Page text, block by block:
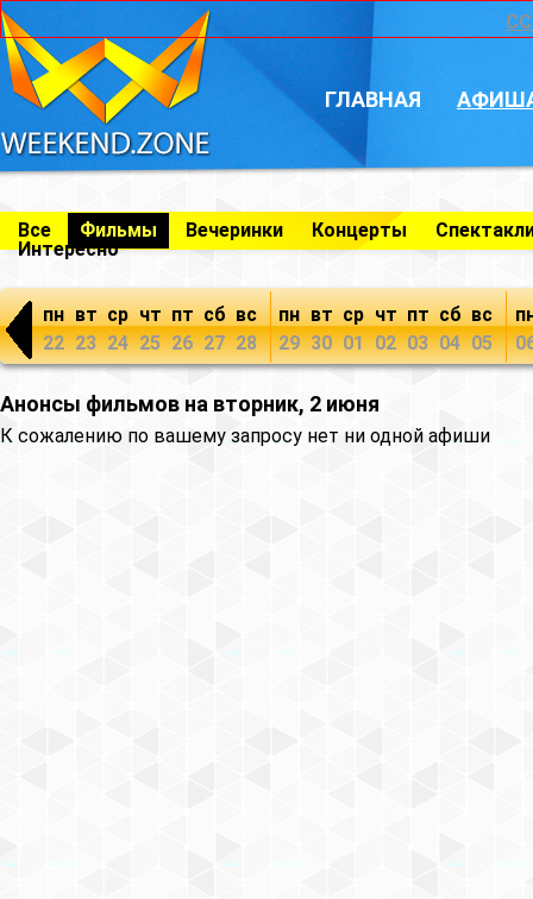
ГЛАВНАЯ
Все Фильмы Вечеринки Концерты
Интересно
пн
22
вт
23
ср
24
чт
25
пт
26
сб
27
вс
28
пн
29
вт
30
ср
01
чт
02
пт
03
сб
04
вс
05
Анонсы фильмов на вторник, 2 июня
К сожалению по вашему запросу нет ни одной афиши